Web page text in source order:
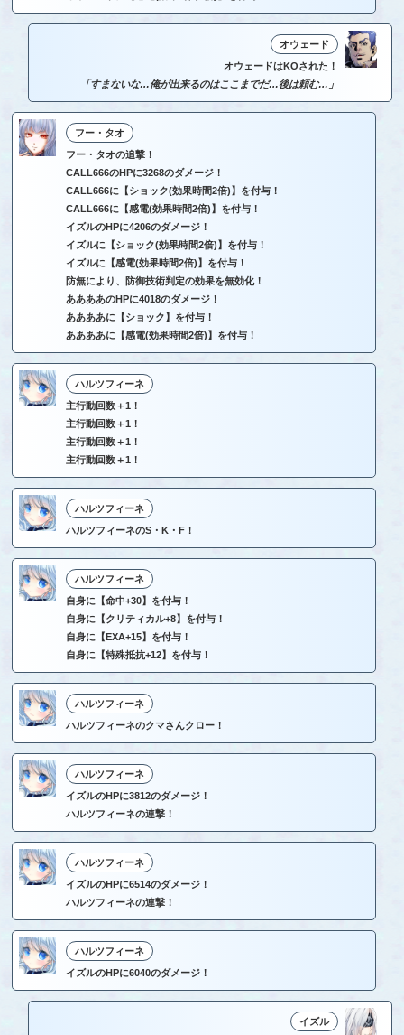
オウェード
オウェードはKOされた！
「すまないな…俺が出来るのはここまでだ…後は頼む…」
フー・タオ
フー・タオの追撃！
CALL666のHPに3268のダメージ！
CALL666に【ショック(効果時間2倍)】を付与！
CALL666に【感電(効果時間2倍)】を付与！
イズルのHPに4206のダメージ！
イズルに【ショック(効果時間2倍)】を付与！
イズルに【感電(効果時間2倍)】を付与！
防無により、防御技術判定の効果を無効化！
ああああのHPに4018のダメージ！
ああああに【ショック】を付与！
ああああに【感電(効果時間2倍)】を付与！
ハルツフィーネ
主行動回数＋1！
主行動回数＋1！
主行動回数＋1！
主行動回数＋1！
ハルツフィーネ
ハルツフィーネのS・K・F！
ハルツフィーネ
自身に【命中+30】を付与！
自身に【クリティカル+8】を付与！
自身に【EXA+15】を付与！
自身に【特殊抵抗+12】を付与！
ハルツフィーネ
ハルツフィーネのクマさんクロー！
ハルツフィーネ
イズルのHPに3812のダメージ！
ハルツフィーネの連撃！
ハルツフィーネ
イズルのHPに6514のダメージ！
ハルツフィーネの連撃！
ハルツフィーネ
イズルのHPに6040のダメージ！
イズル